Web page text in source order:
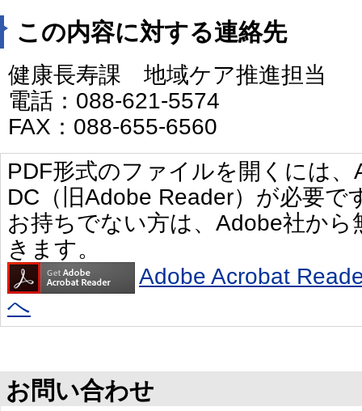
この内容に対する連絡先
健康長寿課 地域ケア推進担当
電話：088-621-5574
FAX：088-655-6560
PDF形式のファイルを開くには
DC（旧Adobe Reader）が必要で
お持ちでない方は、Adobe社か
きます。
Adobe Acrobat
へ
お問い合わせ